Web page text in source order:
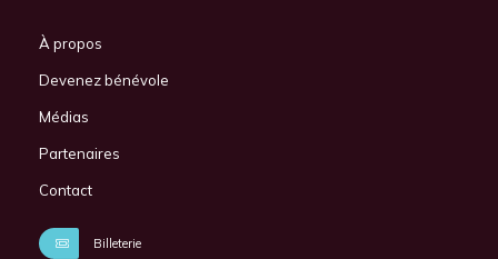
À propos
Devenez bénévole
Médias
Partenaires
Contact
Billeterie